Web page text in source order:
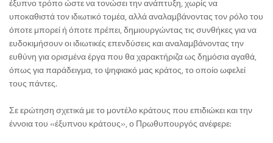
έξυπνο τρόπο ώστε να τονώσει την ανάπτυξη, χωρίς να
υποκαθιστά τον ιδιωτικό τομέα, αλλά αναλαμβάνοντας τον ρόλο του
όποτε μπορεί ή όποτε πρέπει, δημιουργώντας τις συνθήκες για να
ευδοκιμήσουν οι ιδιωτικές επενδύσεις και αναλαμβάνοντας την
ευθύνη για ορισμένα έργα που θα χαρακτήριζα ως δημόσια αγαθά,
όπως για παράδειγμα, το ψηφιακό μας κράτος, το οποίο ωφελεί
τους πάντες.
Σε ερώτηση σχετικά με το μοντέλο κράτους που επιδιώκει και την
έννοια του «έξυπνου κράτους», ο Πρωθυπουργός ανέφερε: